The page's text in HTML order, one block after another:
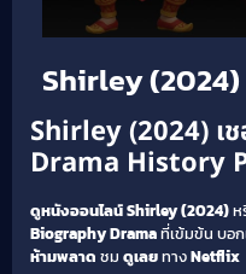
Shirley (2024)
Shirley (2024) เ
Drama History
ดูหนังออนไลน์Shirley (2024)ห
BiographyDramaที่เข้มข้น บอก
ห้ามพลาด ชม ดูเลยทางNetflix